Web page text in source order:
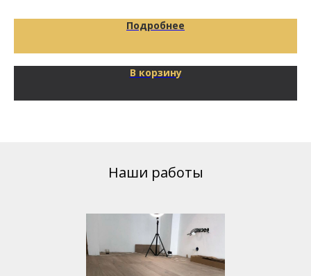
Подробнее
В корзину
Наши работы